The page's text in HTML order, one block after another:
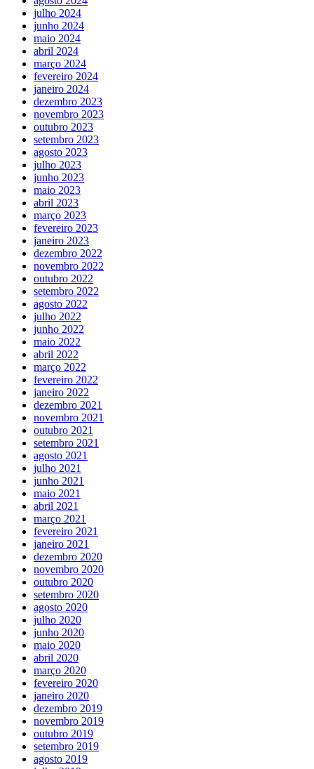
julho 2024
junho 2024
maio 2024
abril 2024
março 2024
fevereiro 2024
janeiro 2024
dezembro 2023
novembro 2023
outubro 2023
setembro 2023
agosto 2023
julho 2023
junho 2023
maio 2023
abril 2023
março 2023
fevereiro 2023
janeiro 2023
dezembro 2022
novembro 2022
outubro 2022
setembro 2022
agosto 2022
julho 2022
junho 2022
maio 2022
abril 2022
março 2022
fevereiro 2022
janeiro 2022
dezembro 2021
novembro 2021
outubro 2021
setembro 2021
agosto 2021
julho 2021
junho 2021
maio 2021
abril 2021
março 2021
fevereiro 2021
janeiro 2021
dezembro 2020
novembro 2020
outubro 2020
setembro 2020
agosto 2020
julho 2020
junho 2020
maio 2020
abril 2020
março 2020
fevereiro 2020
janeiro 2020
dezembro 2019
novembro 2019
outubro 2019
setembro 2019
agosto 2019